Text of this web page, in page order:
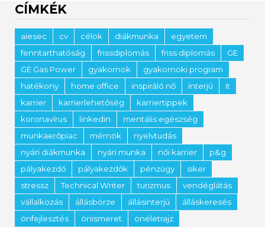
CÍMKÉK
aiesec cv célok diákmunka
egyetem
fenntarthatóság
frissdiplomás friss diplomás
GE
GE Gas Power
gyakornok
gyakornoki program
hatékony
home office inspiráló nő interjú
it
karrier
karrierlehetőség
karriertippek
koronavírus
linkedin
mentális egészség
munkaerőpiac
mérnök
nyelvtudás
nyári diákmunka
nyári munka női karrier
p&g
pályakezdő
pályakezdők pénzügy
siker
stressz
Technical Writer turizmus
vendéglátás
vállalkozás
állásbörze állásinterjú
álláskeresés
önfejlesztés
önismeret önéletrajz